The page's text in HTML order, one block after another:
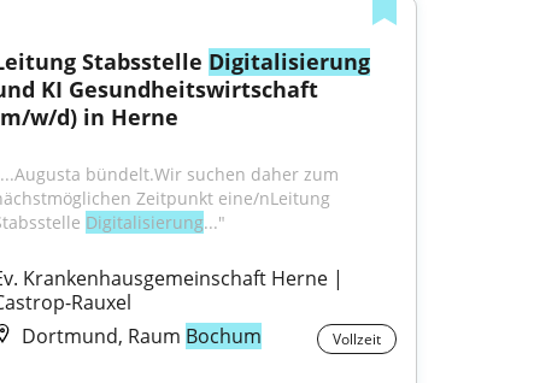
Stabsstelle Digitalisierung
KI Gesundheitswirtschaft
w/d) in Herne
bündelt.Wir suchen daher zum
Zeitpunkt eine/nLeitung
Digitalisierung..."
Krankenhausgemeinschaft Herne |
Rauxel
Dortmund, Raum Bochum Vollzeit